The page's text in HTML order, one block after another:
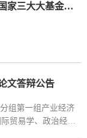
经济学院关于发放2024年度国家三大大基金立项科研奖励绩效支出分配方案的公示
文答辩公告
组第一组产业经济
易学、政治经济